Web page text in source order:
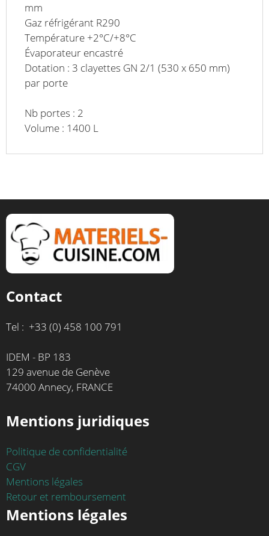
mm
Gaz réfrigérant R290
Température +2°C/+8°C
Évaporateur encastré
Dotation : 3 clayettes GN 2/1 (530 x 650 mm)
par porte
Nb portes : 2
Volume : 1400 L
Contact
Tel : +33 (0) 458 100 791
IDEM - BP 183
129 avenue de Genève
74000 Annecy, FRANCE
Mentions juridiques
Politique de confidentialité
CGV
Mentions légales
Retour et remboursement
Mentions légales